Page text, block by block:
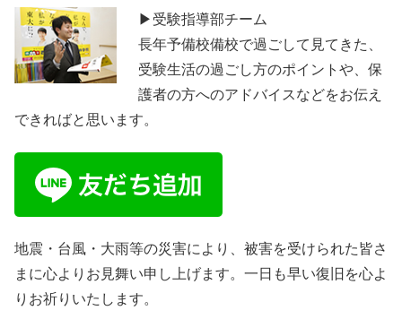
▶受験指導部チーム
長年予備校備校で過ごして見てきた、
受験生活の過ごし方のポイントや、保
護者の方へのアドバイスなどをお伝え
できればと思います。
地震・台風・大雨等の災害により、被害を受けられた皆さ
まに心よりお見舞い申し上げます。一日も早い復旧を心よ
りお祈りいたします。